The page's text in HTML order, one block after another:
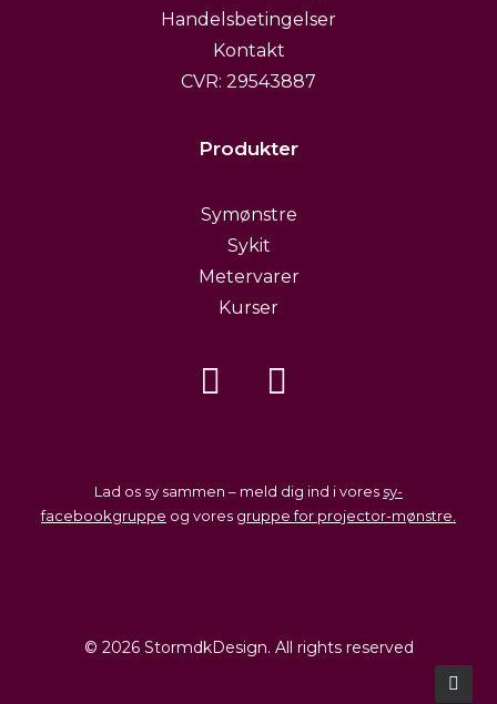
Handelsbetingelser
Kontakt
CVR: 29543887
Produkter
Symønstre
Sykit
Metervarer
Kurser
Lad os sy sammen – meld dig ind i vores sy-
facebookgruppe og vores gruppe for projector-mønstre.
© 2026 StormdkDesign. All rights reserved